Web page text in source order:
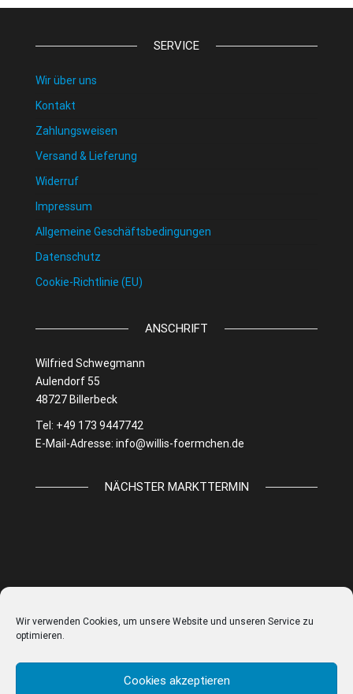
Wir verwenden Cookies, um unsere Website und unseren Service zu
optimieren.
Cookies akzeptieren
SERVICE
Wir über uns
Kontakt
Zahlungsweisen
Versand & Lieferung
Widerruf
Impressum
Allgemeine Geschäftsbedingungen
Datenschutz
Cookie-Richtlinie (EU)
ANSCHRIFT
Wilfried Schwegmann
Aulendorf 55
48727 Billerbeck
Tel: +49 173 9447742
E-Mail-Adresse: info@willis-foermchen.de
NÄCHSTER MARKTTERMIN